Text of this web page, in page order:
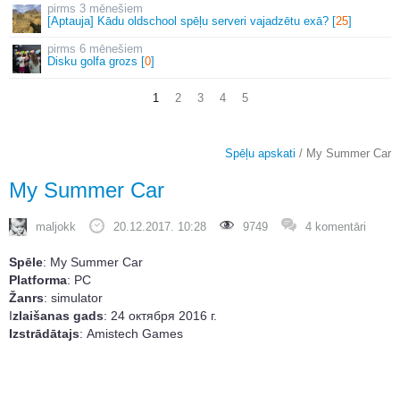
3 mēnešiem
[Aptauja] Kādu oldschool spēļu serveri vajadzētu exā? [25]
6 mēnešiem
Disku golfa grozs [0]
1 2 3 4 5
Spēļu apskati / My Summer Car
My Summer Car
maljokk 20.12.2017. 10:28 9749 4 komentāri
Spēle: My Summer Car
Platforma: PC
Žanrs: simulator
Izlaišanas gads: 24 октября 2016 г.
Izstrādātajs: Amistech Games